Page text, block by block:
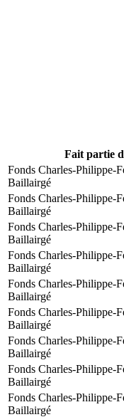
Fait partie
Fonds Charles-Philippe-
Baillairgé
Fonds Charles-Philippe-
Baillairgé
Fonds Charles-Philippe-
Baillairgé
Fonds Charles-Philippe-
Baillairgé
Fonds Charles-Philippe-
Baillairgé
Fonds Charles-Philippe-
Baillairgé
Fonds Charles-Philippe-
Baillairgé
Fonds Charles-Philippe-
Baillairgé
Fonds Charles-Philippe-
Baillairgé